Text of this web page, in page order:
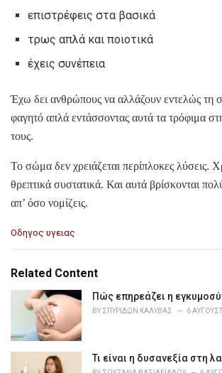
επιστρέφεις στα βασικά
τρως απλά και ποιοτικά
έχεις συνέπεια
Έχω δει ανθρώπους να αλλάζουν εντελώς τη
φαγητό απλά εντάσσοντας αυτά τα τρόφιμα
τους.
Το σώμα δεν χρειάζεται περίπλοκες λύσεις.
θρεπτικά συστατικά. Και αυτά βρίσκονται
απ’ όσο νομίζεις.
C
e
e
Οδηγος υγειας
Related Content
Πώς επηρεάζει η
BY ΣΠΥΡΊΔΩΝ ΚΑΛΎΒΑΣ 6
Τι είναι η δυσανεξία στη